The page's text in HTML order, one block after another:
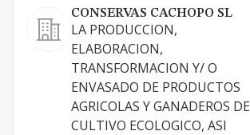
CONSERVAS CACHOPO SL
LA PRODUCCION,
ELABORACION,
TRANSFORMACION Y/ O
ENVASADO DE PRODUCTOS
AGRICOLAS Y GANADEROS DE
CULTIVO ECOLOGICO, ASI